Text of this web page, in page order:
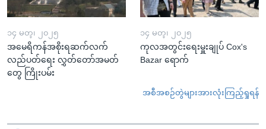
၁၄ မတ္၊ ၂၀၂၅
အမေရိကန်အစိုးရဆက်လက်
လည်ပတ်ရေး လွှတ်တော်အမတ်
တွေ ကြိုးပမ်း
၁၄ မတ္၊ ၂၀၂၅
ကုလအတွင်းရေးမှူးချုပ် Cox's
Bazar ရောက်
အစီအစဉ်တွဲများအားလုံးကြည့်ရှုရန်